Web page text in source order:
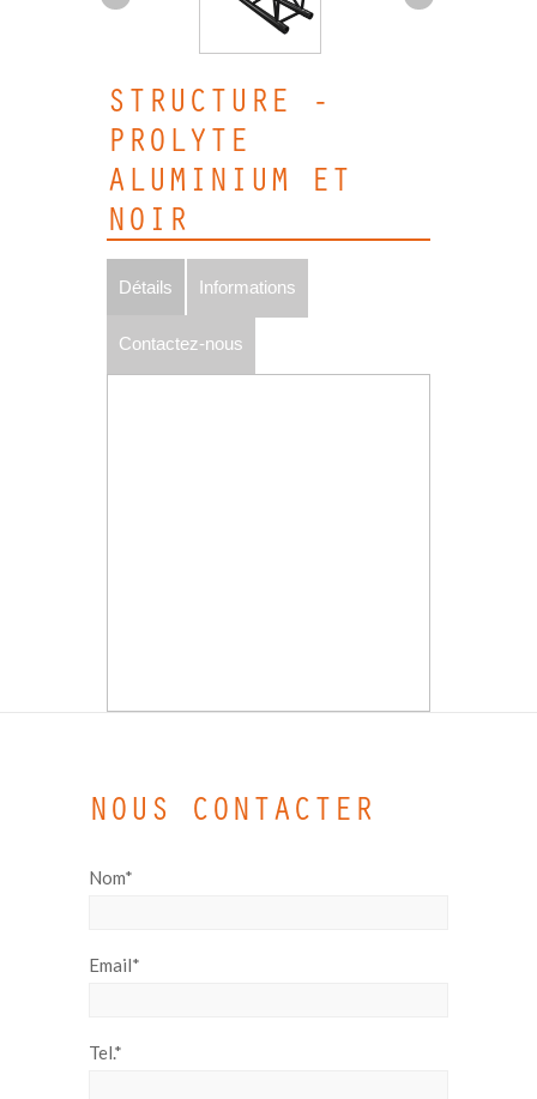
STRUCTURE -
PROLYTE
ALUMINIUM ET
NOIR
Détails Informations
Contactez-nous
NOUS CONTACTER
Nom*
Email*
Tel.*